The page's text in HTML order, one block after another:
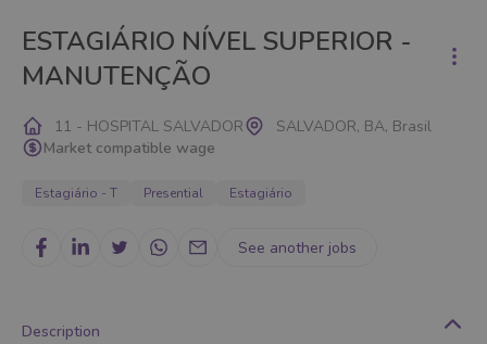
ESTAGIÁRIO NÍVEL SUPERIOR -
MANUTENÇÃO
11 - HOSPITAL SALVADOR
SALVADOR, BA, Brasil
Market compatible wage
Estagiário - T Presential Estagiário
See another jobs
Description